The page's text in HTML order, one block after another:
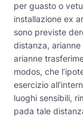
per guasto o
installazione ex
sono previste
distanza,
arianne
modos, che
esercizio
luoghi sensibili,
pada tale